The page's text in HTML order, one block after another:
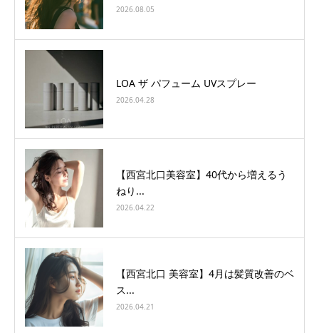
2026.08.05
LOA ザ パフューム UVスプレー
2026.04.28
【西宮北口美容室】40代から増えるう
ねり...
2026.04.22
【西宮北口 美容室】4月は髪質改善のベ
ス...
2026.04.21